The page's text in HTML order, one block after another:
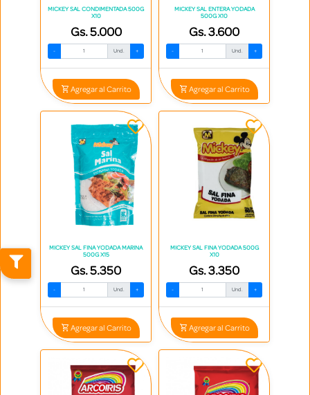
MICKEY SAL CONDIMENTADA 500G
X10
Gs. 5.000
- Und. +
Agregar al Carrito
MICKEY SAL ENTERA YODADA
500G X10
Gs. 3.600
- Und. +
Agregar al Carrito
MICKEY SAL FINA YODADA MARINA
500G X15
Gs. 5.350
- Und. +
Agregar al Carrito
MICKEY SAL FINA YODADA 500G
X10
Gs. 3.350
- Und. +
Agregar al Carrito